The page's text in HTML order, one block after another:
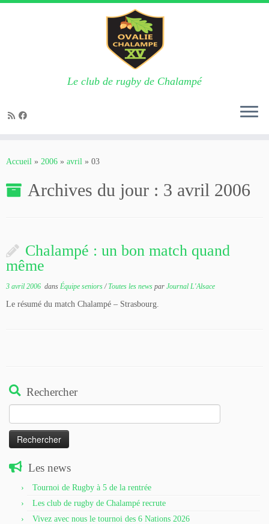
Le club de rugby de Chalampé
Accueil » 2006 » avril » 03
Archives du jour : 3 avril 2006
Chalampé : un bon match quand
même
3 avril 2006 dans Équipe seniors/Toutes les news par Journal L'Alsace
Le résumé du match Chalampé – Strasbourg.
Rechercher
Les news
Tournoi de Rugby à 5 de la rentrée
Les club de rugby de Chalampé recrute
Vivez avec nous le tournoi des 6 Nations 2026